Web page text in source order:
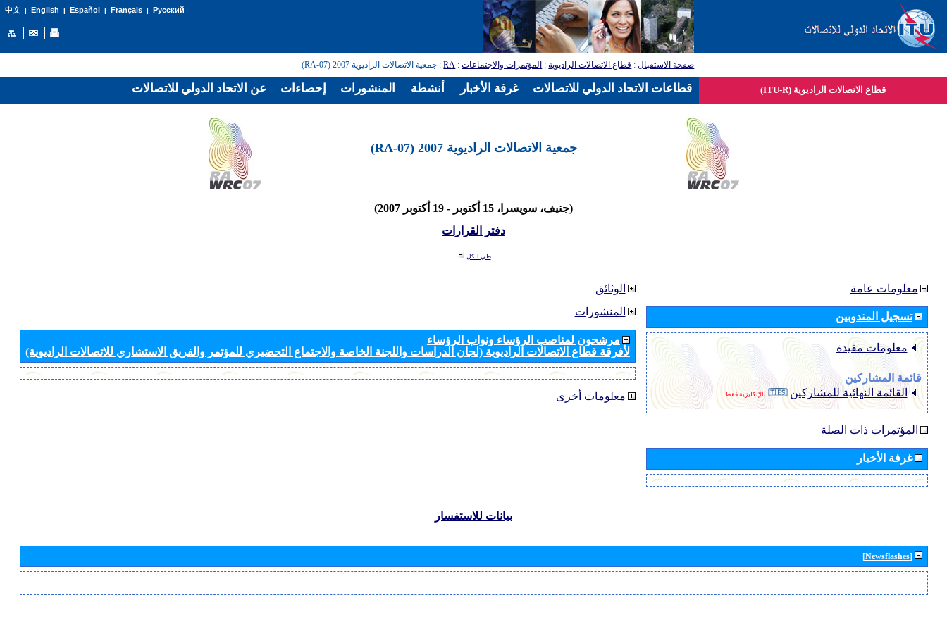
中文| English | Español | Français| Русский
صفحة الاستقبال: قطاع الاتصالات الراديوية: المؤتمرات والاجتماعات:
RA: جمعية الاتصالات الراديوية 2007 (RA-07)
قطاع الاتصالات الراديوية (ITU-R)
جمعية الاتصالات الراديوية 2007 (RA-07)
(جنيف، سويسرا، 15 أكتوبر - 19 أكتوبر 2007)
دفتر القرارات
طي الكل
الوثائق
المنشورات
مرشحون لمناصب الرؤساء ونواب الرؤساء
لأفرقة قطاع الاتصالات الراديوية (لجان الدراسات واللجنة الخاصة والاجتماع التحضيري للمؤتمر والفريق الاستشاري للاتصالات الراديوية)
معلومات أخرى
معلومات عامة
تسجيل المندوبين
معلومات مفيدة
قائمة المشاركين
القائمة النهائية للمشاركين
بالإنكليزية فقط
المؤتمرات ذات الصلة
غرفة الأخبار
بيانات للاستفسار
[Newsflashes]
عن الاتحاد الدولي للاتصالات إحصاءات المنشورات أنشطة غرفة الأخبار قطاعات الاتحاد الدولي للاتصالات